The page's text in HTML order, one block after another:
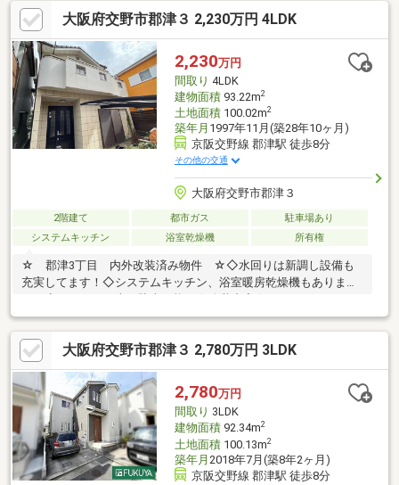
大阪府交野市郡津３ 2,230万円 4LDK
2,230万円
間取り 4LDK
建物面積93.22m2
土地面積100.02m2
築年月 1997年11月(築28年10ヶ月)
京阪交野線 郡津駅 徒歩8分
その他の交通
大阪府交野市郡津３
2階建て 都市ガス
駐車場あり
システムキッチン
浴室乾燥機 所有権
☆ 郡津3丁目 内外改装済み物件 ☆◇水回りは新調し設備も
充実してます！◇システムキッチン、浴室暖房乾燥機もありま
ン新調・洗面台新調・トイレ新調・浴室新調 浴室暖房乾燥機付
き・外壁塗装済・クロス張替え・その他多数ございます！ＥＤＧ
Ｅ ＨＯＵＳＥには常時4000件以上の物件をご紹介！宅地建物取
引主任、住宅ローンアドバイザー、司法書士など不動産のプロフ
ェッショナルが揃っているのでお気軽にご相談ください。他にな
くてもココならきっと、希望の不動産物件が見つかります。
大阪府交野市郡津３ 2,780万円 3LDK
2,780万円
間取り 3LDK
建物面積92.34m2
土地面積100.13m2
築年月 2018年7月(築8年2ヶ月)
京阪交野線 郡津駅 徒歩8分